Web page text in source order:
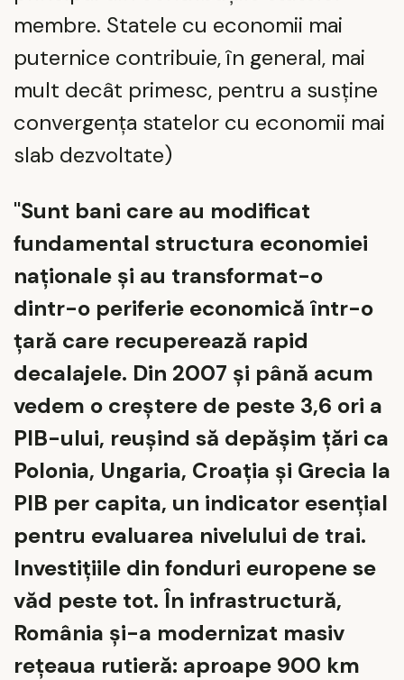
membre. Statele cu economii mai
puternice contribuie, în general, mai
mult decât primesc, pentru a susține
convergența statelor cu economii mai
slab dezvoltate)
"Sunt bani care au modificat
fundamental structura economiei
naționale și au transformat-o
dintr-o periferie economică într-o
țară care recuperează rapid
decalajele. Din 2007 și până acum
vedem o creștere de peste 3,6 ori a
PIB-ului, reușind să depășim țări ca
Polonia, Ungaria, Croația și Grecia la
PIB per capita, un indicator esențial
pentru evaluarea nivelului de trai.
Investițiile din fonduri europene se
văd peste tot. În infrastructură,
România și-a modernizat masiv
rețeaua rutieră: aproape 900 km